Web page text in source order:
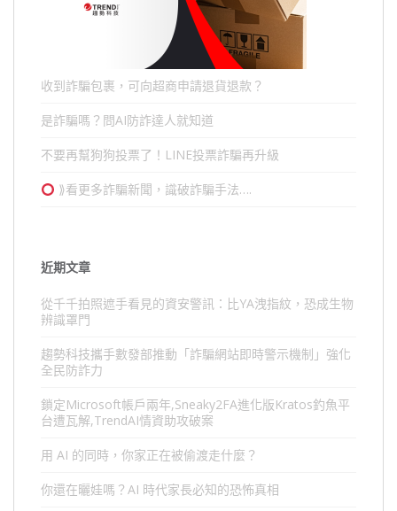
收到詐騙包裹，可向超商申請退貨退款？
是詐騙嗎？問AI防詐達人就知道
不要再幫狗狗投票了！LINE投票詐騙再升級
⟫看更多詐騙新聞，識破詐騙手法….
近期文章
從千千拍照遮手看見的資安警訊：比YA洩指紋，恐成生物
辨識罩門
趨勢科技攜手數發部推動「詐騙網站即時警示機制」強化
全民防詐力
鎖定Microsoft帳戶兩年,Sneaky2FA進化版Kratos釣魚平
台遭瓦解,TrendAI情資助攻破案
用 AI 的同時，你家正在被偷渡走什麼？
你還在曬娃嗎？AI 時代家長必知的恐怖真相